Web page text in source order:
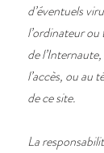
d’éventuels
l’ordinateur
de
l’accès, ou au
de ce site.
La